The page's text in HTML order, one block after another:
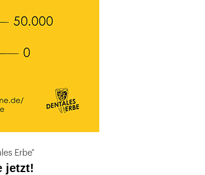
Erbe"
jetzt!